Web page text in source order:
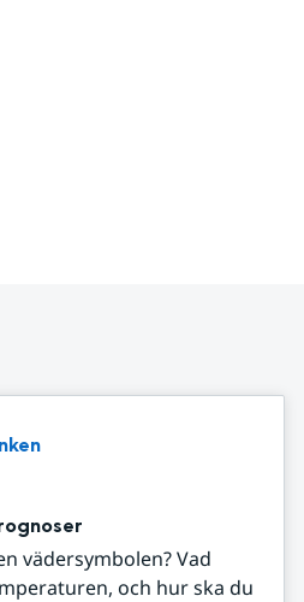
vädersymbolen? Vad
och hur ska du